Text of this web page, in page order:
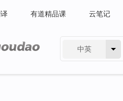
有道精品课 云笔记
中英